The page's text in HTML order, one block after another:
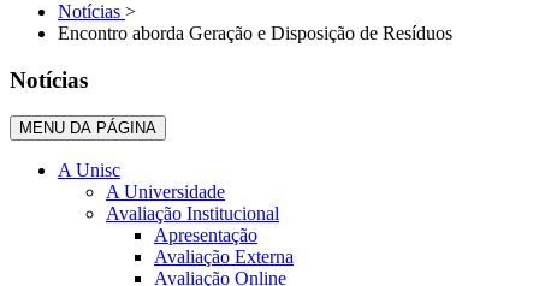
Notícias >
Encontro aborda Geração e Disposição de Resíduos
Notícias
MENU DA PÁGINA
A Unisc
A Universidade
Avaliação Institucional
Apresentação
Avaliação Externa
Avaliação Online